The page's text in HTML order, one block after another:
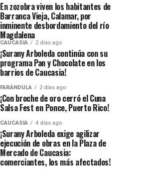
En zozobra viven los habitantes de
Barranca Vieja, Calamar, por
inminente desbordamiento del río
Magdalena
CAUCASIA 2 días ago
¡Surany Arboleda continúa con su
programa Pan y Chocolate en los
barrios de Caucasia!
FARÁNDULA 2 días ago
¡Con broche de oro cerró el Cuna
Salsa Fest en Ponce, Puerto Rico!
CAUCASIA 4 días ago
¡Surany Arboleda exige agilizar
ejecución de obras en la Plaza de
Mercado de Caucasia:
comerciantes, los más afectados!